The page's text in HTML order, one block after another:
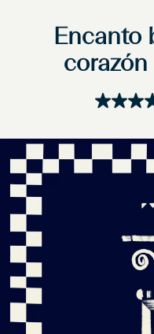
Encanto